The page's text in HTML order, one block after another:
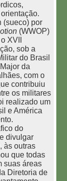
(sueco) por
(WWOP)
XVII
sob a
do Brasil
da
com o
contribuiu
os militares
realizado um
e América
do
divulgar
às outras
que todas
suas áreas
Diretoria de